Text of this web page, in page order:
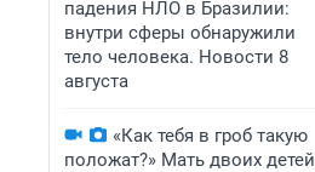
падения НЛО в Бразилии:
внутри сферы обнаружили
тело человека. Новости 8
августа
«Как тебя в гроб такую
положат?» Мать двоих детей